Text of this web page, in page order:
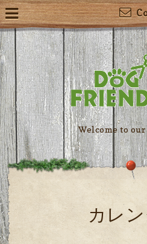
Welcome to our
カレ